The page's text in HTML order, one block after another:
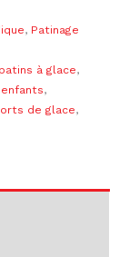
, Patinage
patins à glace,
,
de glace,